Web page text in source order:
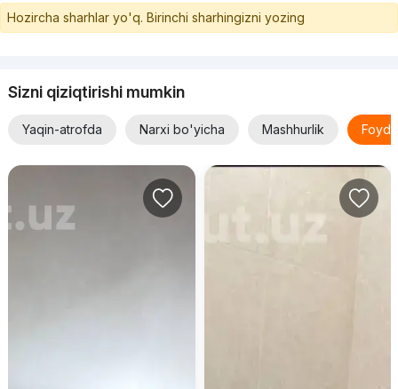
Hozircha sharhlar yo'q. Birinchi sharhingizni yozing
Sizni qiziqtirishi mumkin
Yaqin-atrofda Narxi bo'yicha Mashhurlik